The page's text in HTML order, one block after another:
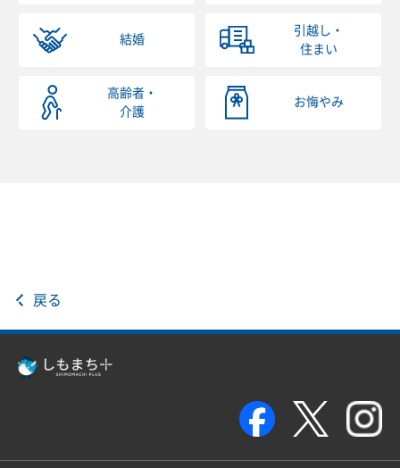
結婚
引越し・
住まい
高齢者・
介護
お悔やみ
戻る